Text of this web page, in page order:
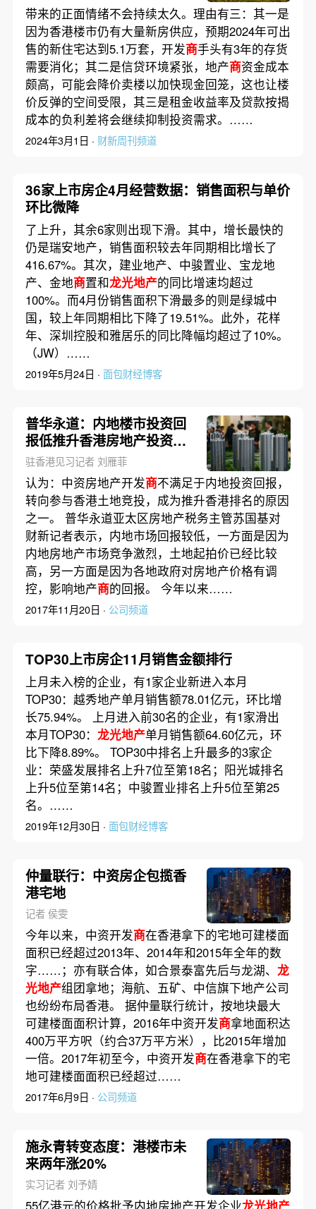
带来的正面情绪不会持续太久。理由有三：其一是
因为香港楼市仍有大量新房供应，预期2024年可出
售的新住宅达到5.1万套，开发商手头有3年的存货
需要消化；其二是信贷环境紧张，地产商资金成本
颇高，可能会降价卖楼以加快现金回笼，这也让楼
价反弹的空间受限，其三是租金收益率及贷款按揭
成本的负利差将会继续抑制投资需求。……
2024年3月1日 · 财新周刊频道
36家上市房企4月经营数据：销售面积与单价
环比微降
了上升，其余6家则出现下滑。其中，增长最快的
仍是瑞安地产，销售面积较去年同期相比增长了
416.67%。其次，建业地产、中骏置业、宝龙地
产、金地商置和龙光地产的同比增速均超过
100%。而4月份销售面积下滑最多的则是绿城中
国，较上年同期相比下降了19.51%。此外，花样
年、深圳控股和雅居乐的同比降幅均超过了10%。
（JW）……
2019年5月24日 · 面包财经博客
普华永道：内地楼市投资回
报低推升香港房地产投资潜
力
驻香港见习记者 刘雁菲
认为：中资房地产开发商不满足于内地投资回报，
转向参与香港土地竞投，成为推升香港排名的原因
之一。 普华永道亚太区房地产税务主管苏国基对
财新记者表示，内地市场回报较低，一方面是因为
内地房地产市场竞争激烈，土地起拍价已经比较
高，另一方面是因为各地政府对房地产价格有调
控，影响地产商的回报。 今年以来……
2017年11月20日 · 公司频道
TOP30上市房企11月销售金额排行
上月未入榜的企业，有1家企业新进入本月
TOP30：越秀地产单月销售额78.01亿元，环比增
长75.94%。 上月进入前30名的企业，有1家滑出
本月TOP30： 龙光地产单月销售额64.60亿元，环
比下降8.89%。 TOP30中排名上升最多的3家企
业：荣盛发展排名上升7位至第18名；阳光城排名
上升5位至第14名；中骏置业排名上升5位至第25
名。……
2019年12月30日 · 面包财经博客
仲量联行：中资房企包揽香
港宅地
记者 侯雯
今年以来，中资开发商在香港拿下的宅地可建楼面
面积已经超过2013年、2014年和2015年全年的数
字……；亦有联合体，如合景泰富先后与龙湖、 龙
光地产组团拿地；海航、五矿、中信旗下地产公司
也纷纷布局香港。 据仲量联行统计，按地块最大
可建楼面面积计算，2016年中资开发商拿地面积达
400万平方呎（约合37万平方米），比2015年增加
一倍。2017年初至今，中资开发商在香港拿下的宅
地可建楼面面积已经超过……
2017年6月9日 · 公司频道
施永青转变态度：港楼市未
来两年涨20%
实习记者 刘予婧